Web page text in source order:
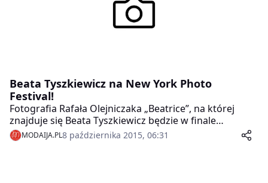
Beata Tyszkiewicz na New York Photo
Festival!
Fotografia Rafała Olejniczaka „Beatrice”, na której
znajduje się Beata Tyszkiewicz będzie w finale
konkursu The Last Picture Show, organizowanego w
ramach New York Photo Festival!
MODAIJA.PL8 października 2015, 06:31